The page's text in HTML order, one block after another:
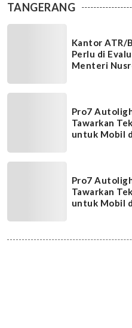
TANGERANG
Kantor ATR/
Perlu di
Menteri
Pro7
Tawarkan
untuk Mobil
Pro7
Tawarkan
untuk Mobil